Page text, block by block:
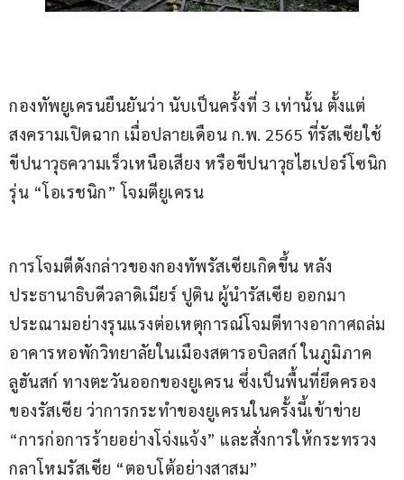
กองทัพยูเครนยืนยันว่า นับเป็นครั้งที่ 3 เท่านั้น ตั้งแต่
สงครามเปิดฉาก เมื่อปลายเดือน ก.พ. 2565 ที่รัสเซียใช้
ขีปนาวุธความเร็วเหนือเสียง หรือขีปนาวุธไฮเปอร์โซนิก
รุ่น “โอเรชนิก” โจมตียูเครน
การโจมตีดังกล่าวของกองทัพรัสเซียเกิดขึ้น หลัง
ประธานาธิบดีวลาดิเมียร์ ปูติน ผู้นำรัสเซีย ออกมา
ประณามอย่างรุนแรงต่อเหตุการณ์โจมตีทางอากาศถล่ม
อาคารหอพักวิทยาลัยในเมืองสตารอบิลสก์ ในภูมิภาค
ลูฮันสก์ ทางตะวันออกของยูเครน ซึ่งเป็นพื้นที่ยึดครอง
ของรัสเซีย ว่าการกระทำของยูเครนในครั้งนี้เข้าข่าย
“การก่อการร้ายอย่างโจ่งแจ้ง” และสั่งการให้กระทรวง
กลาโหมรัสเซีย “ตอบโต้อย่างสาสม”